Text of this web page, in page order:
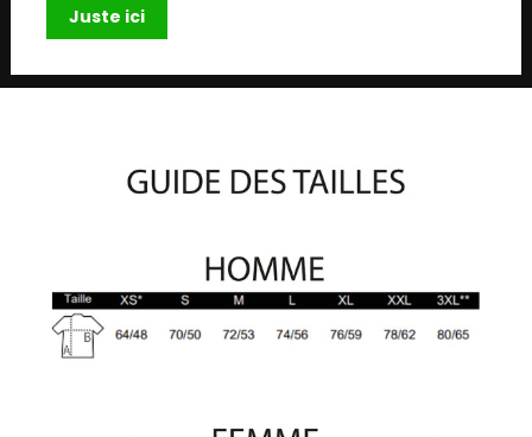
Juste ici